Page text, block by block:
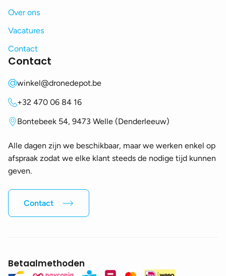
Over ons
Vacatures
Contact
Contact
winkel@dronedepot.be
+32 470 06 84 16
Bontebeek 54, 9473 Welle (Denderleeuw)
Alle dagen zijn we beschikbaar, maar we werken enkel op
afspraak zodat we elke klant steeds de nodige tijd kunnen
geven.
Contact
Betaalmethoden